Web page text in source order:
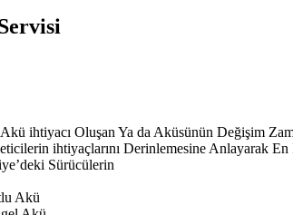
ihtiyacı Oluşan Ya da Aküsünün Değişim
ihtiyaçlarını Derinlemesine Anlayarak
Sürücülerin
Akü